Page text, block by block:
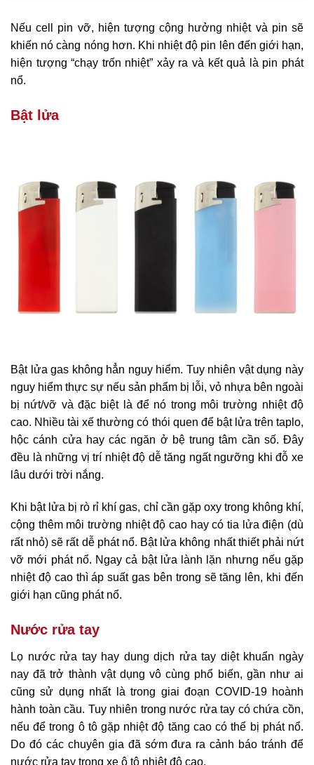
Nếu cell pin vỡ, hiện tượng cộng hưởng nhiệt và pin sẽ
khiến nó càng nóng hơn. Khi nhiệt độ pin lên đến giới hạn,
hiện tượng “chạy trốn nhiệt” xảy ra và kết quả là pin phát
nổ.
Bật lửa
Bật lửa gas không hẳn nguy hiểm. Tuy nhiên vật dụng này
nguy hiểm thực sự nếu sản phẩm bị lỗi, vỏ nhựa bên ngoài
bị nứt/vỡ và đặc biệt là để nó trong môi trường nhiệt độ
cao. Nhiều tài xế thường có thói quen để bật lửa trên taplo,
hộc cánh cửa hay các ngăn ở bệ trung tâm cần số. Đây
đều là những vị trí nhiệt độ dễ tăng ngất ngưỡng khi đỗ xe
lâu dưới trời nắng.
Khi bật lửa bị rò rỉ khí gas, chỉ cần gặp oxy trong không khí,
cộng thêm môi trường nhiệt độ cao hay có tia lửa điện (dù
rất nhỏ) sẽ rất dễ phát nổ. Bật lửa không nhất thiết phải nứt
vỡ mới phát nổ. Ngay cả bật lửa lành lặn nhưng nếu gặp
nhiệt độ cao thì áp suất gas bên trong sẽ tăng lên, khi đến
giới hạn cũng phát nổ.
Nước rửa tay
Lọ nước rửa tay hay dung dịch rửa tay diệt khuẩn ngày
nay đã trở thành vật dụng vô cùng phổ biến, gần như ai
cũng sử dụng nhất là trong giai đoạn COVID-19 hoành
hành toàn cầu. Tuy nhiên trong nước rửa tay có chứa cồn,
nếu để trong ô tô gặp nhiệt độ tăng cao có thể bị phát nổ.
Do đó các chuyên gia đã sớm đưa ra cảnh báo tránh để
nước rửa tay trong xe ô tô nhiệt độ cao.